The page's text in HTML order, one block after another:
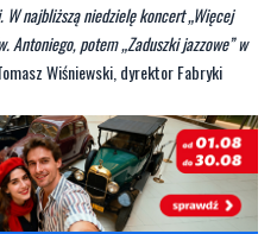
najbliższą niedzielę koncert „Więcej
Antoniego, potem „Zaduszki jazzowe” w
Wiśniewski, dyrektor Fabryki